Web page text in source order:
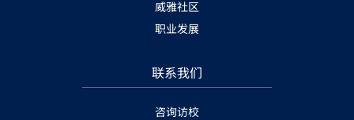
威雅社区
职业发展
联系我们
咨询访校